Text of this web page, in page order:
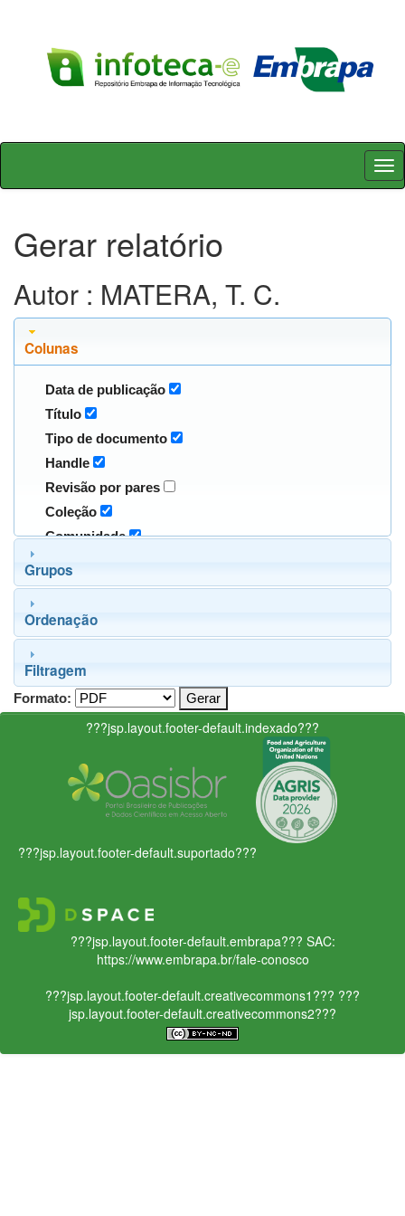
Skip
Gerar relatório
Autor : MATERA, T. C.
Colunas
Data de publicação
Título
Tipo de documento
Handle
Revisão por pares
Coleção
Comunidade
Grupos
Ordenação
Filtragem
Formato:
???jsp.layout.footer-default.indexado???
???jsp.layout.footer-default.suportado???
???jsp.layout.footer-default.embrapa??? SAC:
https://www.embrapa.br/fale-conosco
???jsp.layout.footer-default.creativecommons1??? ???
jsp.layout.footer-default.creativecommons2???